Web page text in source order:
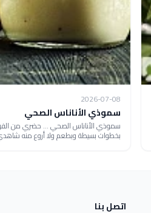
2026-07-08
سموذي الأناناس الصحي
سموذي الأناناس الصحي ... حضري من
بخطوات بسيطة وبطعم ولا أروع منه شاهدي:
اتصل بنا